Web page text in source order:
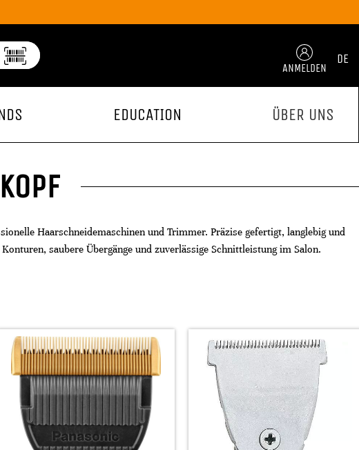
ANMELDEN
DE
EDUCATION ÜBER UNS
Haarschneidemaschinen und Trimmer. Präzise gefertigt, langlebig und
saubere Übergänge und zuverlässige Schnittleistung im Salon.